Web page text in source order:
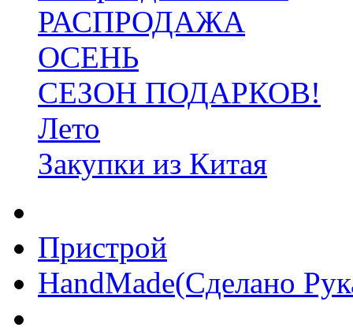
РАСПРОДАЖА
ОСЕНЬ
СЕЗОН ПОДАРКОВ!
Лето
Закупки из Китая
Пристрой
HandMade(Сделано